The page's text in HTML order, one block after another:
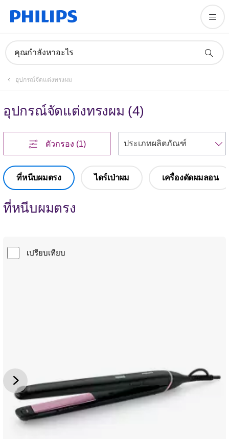
คุณกำลังหาอะไร
ลงทะเบียน
อุปกรณ์จัดแต่งทรงผม
อุปกรณ์จัดแต่งทรงผม (4)
ตัวกรอง (1)
ที่หนีบผมตรง ไดร์เป่าผม เครื่องดัดผมลอน
ที่หนีบผมตรง
เปรียบเทียบ